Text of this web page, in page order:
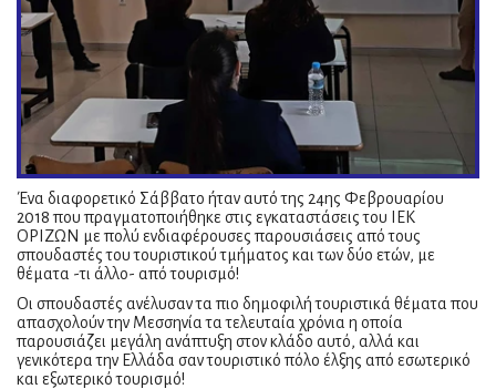
Ένα διαφορετικό Σάββατο ήταν αυτό της 24ης Φεβρουαρίου
2018 που πραγματοποιήθηκε στις εγκαταστάσεις του ΙΕΚ
ΟΡΙΖΩΝ με πολύ ενδιαφέρουσες παρουσιάσεις από τους
σπουδαστές του τουριστικού τμήματος και των δύο ετών, με
θέματα -τι άλλο- από τουρισμό!
Οι σπουδαστές ανέλυσαν τα πιο δημοφιλή τουριστικά θέματα που
απασχολούν την Μεσσηνία τα τελευταία χρόνια η οποία
παρουσιάζει μεγάλη ανάπτυξη στον κλάδο αυτό, αλλά και
γενικότερα την Ελλάδα σαν τουριστικό πόλο έλξης από εσωτερικό
και εξωτερικό τουρισμό!